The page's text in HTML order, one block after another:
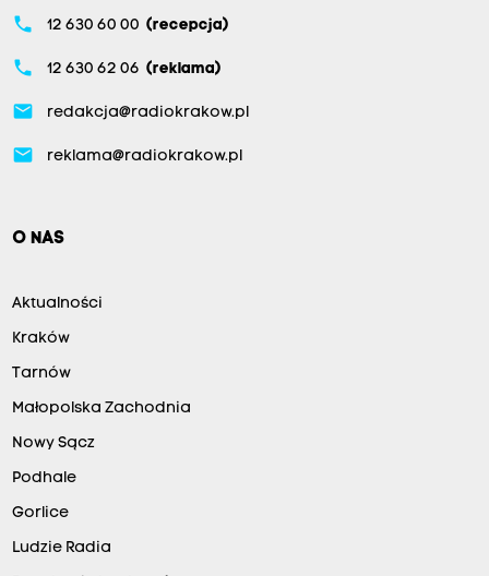
phone 12 630 60 00 (recepcja)
phone 12 630 62 06 (reklama)
email redakcja@radiokrakow.pl
email reklama@radiokrakow.pl
O NAS
Aktualności
Kraków
Tarnów
Małopolska Zachodnia
Nowy Sącz
Podhale
Gorlice
Ludzie Radia